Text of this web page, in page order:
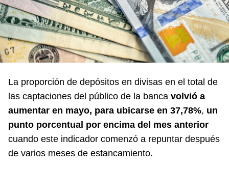
La proporción de depósitos en divisas en el total de
las captaciones del público de la banca volvió a
aumentar en mayo, para ubicarse en 37,78%, un
punto porcentual por encima del mes anterior
cuando este indicador comenzó a repuntar después
de varios meses de estancamiento.